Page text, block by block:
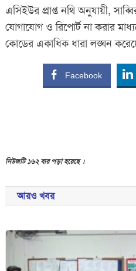
এসিইউর প্রাপ্ত নথি অনুযায়ী,
যোগাযোগ ও রিপোর্ট না করার
কোডের একাধিক ধারা লঙ্ঘন
Facebook
নিউজটি ১৬২ বার পড়া হয়েছে ।
আরও খবর